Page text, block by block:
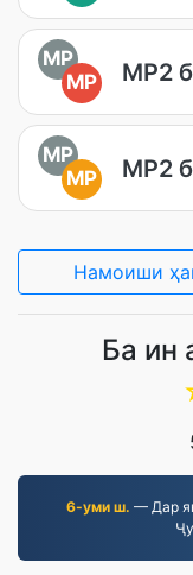
MP
MP
MP2
MP
MP
MP2
Намоиши
Ба ин
6-уми ш. — Дар